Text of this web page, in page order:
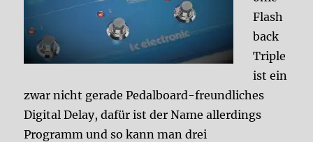
Flash
back
Triple
ist ein
zwar nicht gerade Pedalboard-freundliches
Digital Delay, dafür ist der Name allerdings
Programm und so kann man drei